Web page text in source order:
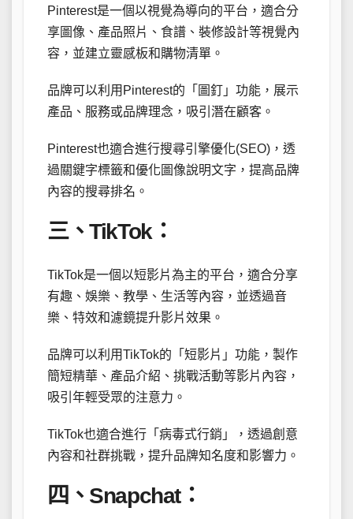
Pinterest是一個以視覺為導向的平台，適合分
享圖像、產品照片、食譜、裝修設計等視覺內
容，並建立靈感板和購物清單。
品牌可以利用Pinterest的「圖釘」功能，展示
產品、服務或品牌理念，吸引潛在顧客。
Pinterest也適合進行搜尋引擎優化(SEO)，透
過關鍵字標籤和優化圖像說明文字，提高品牌
內容的搜尋排名。
三、TikTok：
TikTok是一個以短影片為主的平台，適合分享
有趣、娛樂、教學、生活等內容，並透過音
樂、特效和濾鏡提升影片效果。
品牌可以利用TikTok的「短影片」功能，製作
簡短精華、產品介紹、挑戰活動等影片內容，
吸引年輕受眾的注意力。
TikTok也適合進行「病毒式行銷」，透過創意
內容和社群挑戰，提升品牌知名度和影響力。
四、Snapchat：